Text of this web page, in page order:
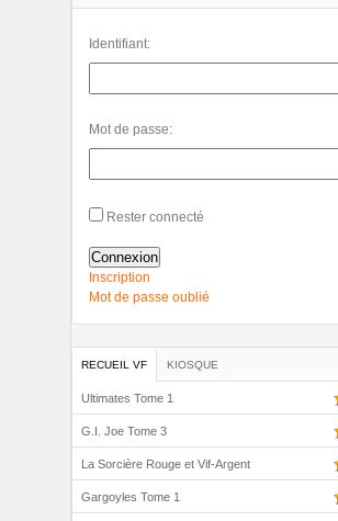
Identifiant:
Mot de passe:
Rester connecté
Connexion
Inscription
Mot de passe oublié
RECUEIL VF KIOSQUE
Ultimates Tome 1
G.I. Joe Tome 3
La Sorcière Rouge et Vif-Argent
Gargoyles Tome 1